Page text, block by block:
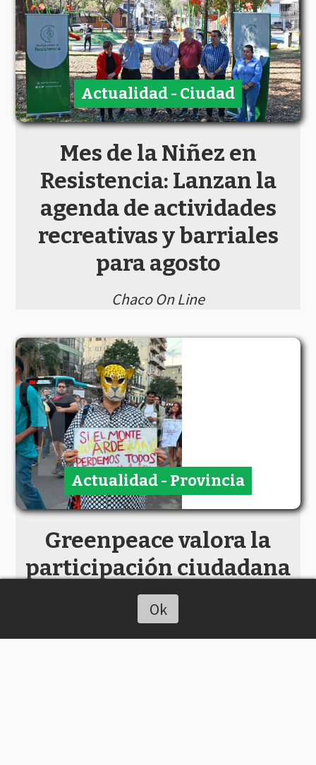
Mes de la Niñez en
Resistencia: Lanzan la
agenda de actividades
recreativas y barriales
para agosto
Chaco On Line
Actualidad - Ciudad
Greenpeace valora la
participación ciudadana
Chaco On Line
Actualidad - Provincia
Ok